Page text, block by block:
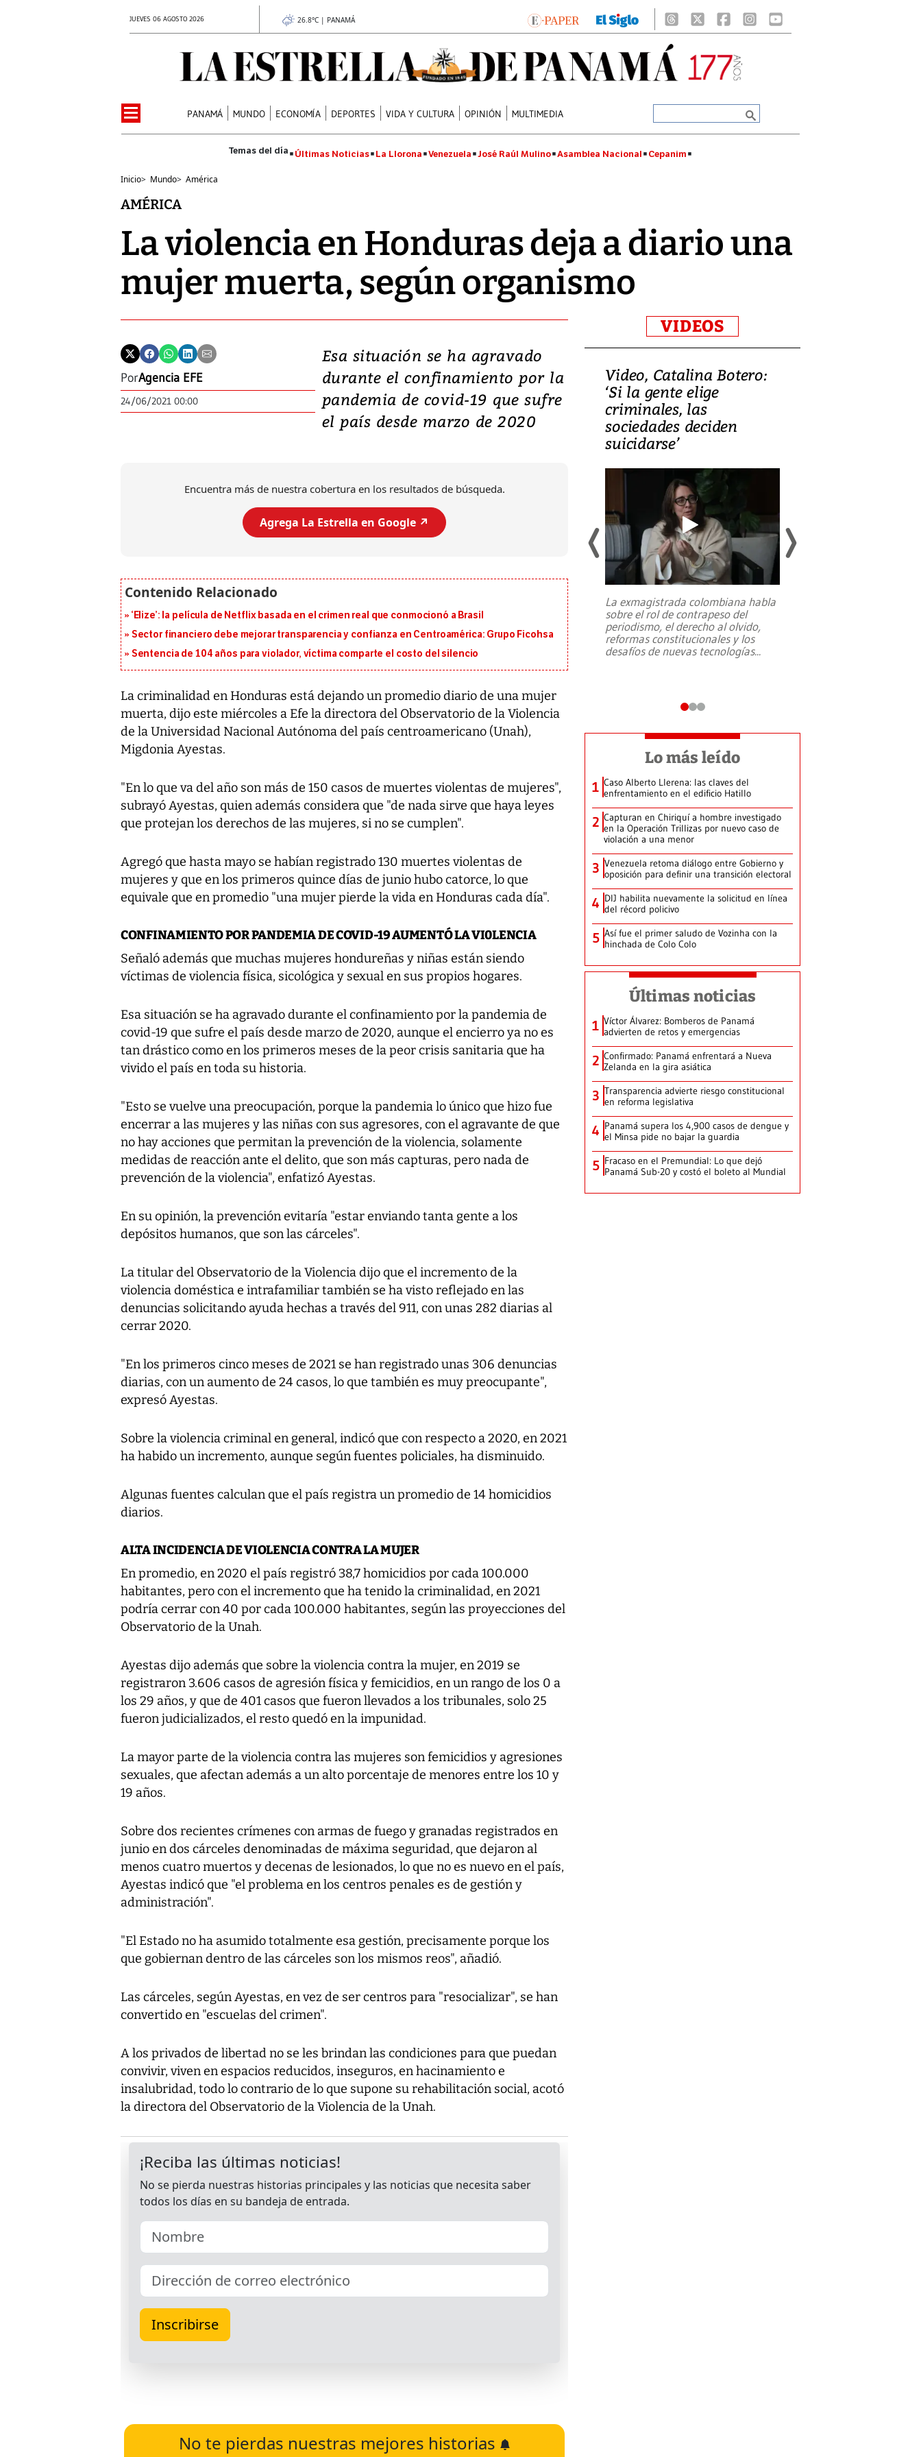
JUEVES 06 AGOSTO 2026 26.8°C | PANAMÁ
PANAMÁ MUNDO ECONOMÍA DEPORTES VIDA Y CULTURA OPINIÓN MULTIMEDIA
Últimas Noticias La Llorona Venezuela José Raúl Mulino Asamblea Nacional Cepanim
Inicio> Mundo> América
AMÉRICA
La violencia en Honduras deja a diario una
mujer muerta, según organismo
PorAgencia EFE
24/06/2021 00:00
Esa situación se ha agravado
durante el confinamiento por la
pandemia de covid-19 que sufre
el país desde marzo de 2020
Encuentra más de nuestra cobertura en los resultados de búsqueda.
Agrega La Estrella en Google ↗️
‘Elize’: la película de Netflix basada en el crimen real que conmocionó a Brasil
Sector financiero debe mejorar transparencia y confianza en Centroamérica: Grupo Ficohsa
Sentencia de 104 años para violador, víctima comparte el costo del silencio
La criminalidad en Honduras está dejando un promedio diario de una mujer
muerta, dijo este miércoles a Efe la directora del Observatorio de la Violencia
de la Universidad Nacional Autónoma del país centroamericano (Unah),
Migdonia Ayestas.
"En lo que va del año son más de 150 casos de muertes violentas de mujeres",
subrayó Ayestas, quien además considera que "de nada sirve que haya leyes
que protejan los derechos de las mujeres, si no se cumplen".
Agregó que hasta mayo se habían registrado 130 muertes violentas de
mujeres y que en los primeros quince días de junio hubo catorce, lo que
equivale que en promedio "una mujer pierde la vida en Honduras cada día".
CONFINAMIENTO POR PANDEMIA DE COVID-19 AUMENTÓ LA VI0LENCIA
Señaló además que muchas mujeres hondureñas y niñas están siendo
víctimas de violencia física, sicológica y sexual en sus propios hogares.
Esa situación se ha agravado durante el confinamiento por la pandemia de
covid-19 que sufre el país desde marzo de 2020, aunque el encierro ya no es
tan drástico como en los primeros meses de la peor crisis sanitaria que ha
vivido el país en toda su historia.
"Esto se vuelve una preocupación, porque la pandemia lo único que hizo fue
encerrar a las mujeres y las niñas con sus agresores, con el agravante de que
no hay acciones que permitan la prevención de la violencia, solamente
medidas de reacción ante el delito, que son más capturas, pero nada de
prevención de la violencia", enfatizó Ayestas.
En su opinión, la prevención evitaría "estar enviando tanta gente a los
depósitos humanos, que son las cárceles".
La titular del Observatorio de la Violencia dijo que el incremento de la
violencia doméstica e intrafamiliar también se ha visto reflejado en las
denuncias solicitando ayuda hechas a través del 911, con unas 282 diarias al
cerrar 2020.
"En los primeros cinco meses de 2021 se han registrado unas 306 denuncias
diarias, con un aumento de 24 casos, lo que también es muy preocupante",
expresó Ayestas.
Sobre la violencia criminal en general, indicó que con respecto a 2020, en 2021
ha habido un incremento, aunque según fuentes policiales, ha disminuido.
Algunas fuentes calculan que el país registra un promedio de 14 homicidios
diarios.
ALTA INCIDENCIA DE VIOLENCIA CONTRA LA MUJER
En promedio, en 2020 el país registró 38,7 homicidios por cada 100.000
habitantes, pero con el incremento que ha tenido la criminalidad, en 2021
podría cerrar con 40 por cada 100.000 habitantes, según las proyecciones del
Observatorio de la Unah.
Ayestas dijo además que sobre la violencia contra la mujer, en 2019 se
registraron 3.606 casos de agresión física y femicidios, en un rango de los 0 a
los 29 años, y que de 401 casos que fueron llevados a los tribunales, solo 25
fueron judicializados, el resto quedó en la impunidad.
La mayor parte de la violencia contra las mujeres son femicidios y agresiones
sexuales, que afectan además a un alto porcentaje de menores entre los 10 y
19 años.
Sobre dos recientes crímenes con armas de fuego y granadas registrados en
junio en dos cárceles denominadas de máxima seguridad, que dejaron al
menos cuatro muertos y decenas de lesionados, lo que no es nuevo en el país,
Ayestas indicó que "el problema en los centros penales es de gestión y
administración".
"El Estado no ha asumido totalmente esa gestión, precisamente porque los
que gobiernan dentro de las cárceles son los mismos reos", añadió.
Las cárceles, según Ayestas, en vez de ser centros para "resocializar", se han
convertido en "escuelas del crimen".
A los privados de libertad no se les brindan las condiciones para que puedan
convivir, viven en espacios reducidos, inseguros, en hacinamiento e
insalubridad, todo lo contrario de lo que supone su rehabilitación social, acotó
la directora del Observatorio de la Violencia de la Unah.
No te pierdas nuestras mejores historias
VIDEOS
Video, Japón: Terremoto
deja heridos y graves
daños en Kumamoto
7,1 se registró este martes 28 de
emergencia de gran
Video, Catalina Botero:
‘Si la gente elige
criminales, las
sociedades deciden
suicidarse’
La exmagistrada colombiana habla
sobre el rol de contrapeso del
periodismo, el derecho al olvido,
reformas constitucionales y los
desafíos de nuevas tecnologías...
Lo más leído
1 Caso Alberto Llerena: las claves del
enfrentamiento en el edificio Hatillo
2 Capturan en Chiriquí a hombre investigado
en la Operación Trillizas por nuevo caso de
violación a una menor
3 Venezuela retoma diálogo entre Gobierno y
oposición para definir una transición electoral
4 DIJ habilita nuevamente la solicitud en línea
del récord policivo
5 Así fue el primer saludo de Vozinha con la
hinchada de Colo Colo
Últimas noticias
1 Víctor Álvarez: Bomberos de Panamá
advierten de retos y emergencias
2 Confirmado: Panamá enfrentará a Nueva
Zelanda en la gira asiática
3 Transparencia advierte riesgo constitucional
en reforma legislativa
4 Panamá supera los 4,900 casos de dengue y
el Minsa pide no bajar la guardia
5 Fracaso en el Premundial: Lo que dejó
Panamá Sub-20 y costó el boleto al Mundial